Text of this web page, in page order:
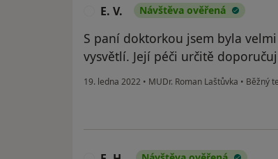
E. V. Návštěva ověřená
S paní doktorkou jsem byla
vysvětlí. Její péči určitě
19. ledna 2022 • MUDr. Roman Laštůvka • Běžný